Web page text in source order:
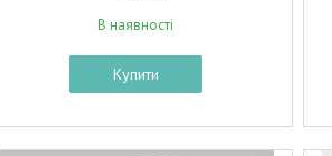
В наявності
Купити